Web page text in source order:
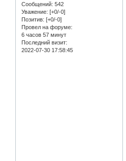
Сообщений: 542
Уважение: [+0/-0]
Позитив: [+0/-0]
Провел на форуме:
6 часов 57 минут
Последний визит:
2022-07-30 17:58:45